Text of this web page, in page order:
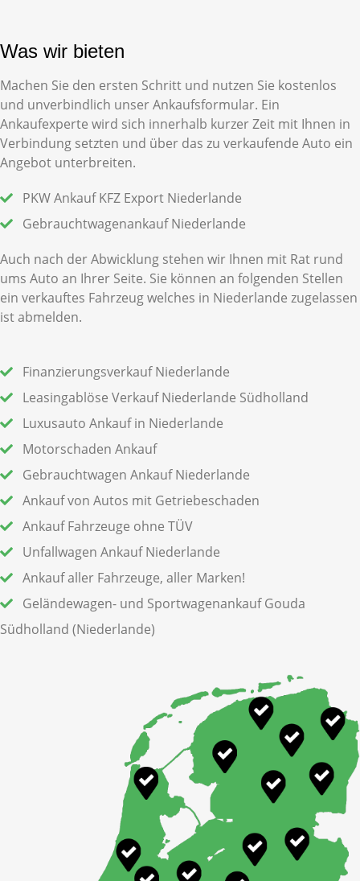
Was wir bieten
Machen Sie den ersten Schritt und nutzen Sie kostenlos
und unverbindlich unserAnkaufsformular. Ein
Ankaufexperte wird sich innerhalb kurzer Zeit mit Ihnen in
Verbindung setzten und über das zu verkaufende Auto ein
Angebot unterbreiten.
PKW Ankauf KFZ Export Niederlande
Gebrauchtwagenankauf Niederlande
Auch nach der Abwicklung stehen wir Ihnen mit Rat rund
ums Auto an Ihrer Seite. Sie können an folgenden Stellen
ein verkauftes Fahrzeug welches in Niederlande zugelassen
ist abmelden.
Finanzierungsverkauf Niederlande
Leasingablöse Verkauf Niederlande Südholland
Luxusauto Ankauf in Niederlande
Motorschaden Ankauf
Gebrauchtwagen Ankauf Niederlande
Ankauf von Autos mit Getriebeschaden
Ankauf Fahrzeuge ohne TÜV
Unfallwagen Ankauf Niederlande
Ankauf aller Fahrzeuge, aller Marken!
Geländewagen- und Sportwagenankauf Gouda
Südholland (Niederlande)